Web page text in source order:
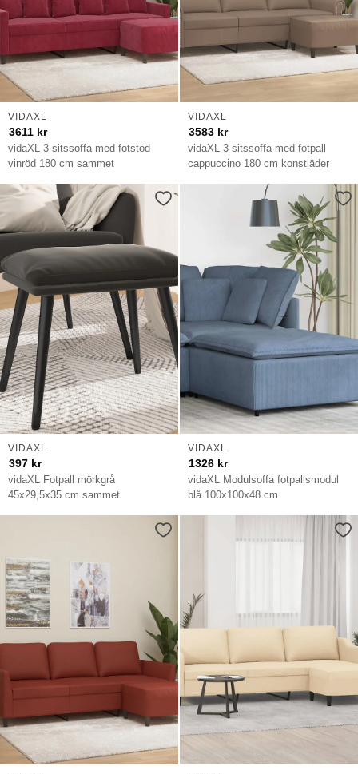
vidaXL 3-sitssoffa med fotstöd
vinröd 180 cm sammet
VIDAXL
3611 kr
vidaXL 3-sitssoffa med fotpall
cappuccino 180 cm konstläder
VIDAXL
3583 kr
vidaXL Fotpall mörkgrå
45x29,5x35 cm sammet
VIDAXL
397 kr
vidaXL Modulsoffa fotpallsmodul
blå 100x100x48 cm
VIDAXL
1326 kr